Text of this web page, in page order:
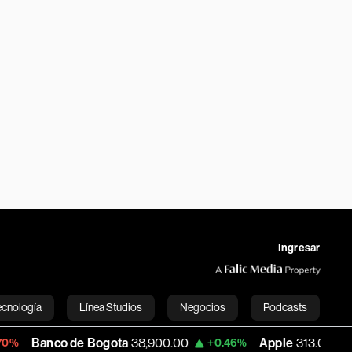
Ingresar
Línea Studios Negocios Podcasts
English
de Bogota 38,900.00 +0.46% Apple 313.03 +0.16%